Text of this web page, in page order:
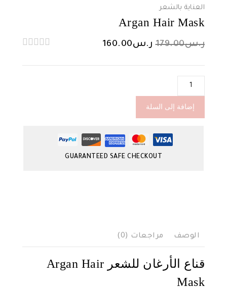
العناية بالشعر
Argan Hair Mask
ر.س179.00 السعر
ر.س160.00
كمية
Hair
Mask
إضافة إلى السلة
GUARANTEED SAFE CHECKOUT
الوصف مراجعات (0)
قناع الأرغان للشعر Argan Hair
Mask